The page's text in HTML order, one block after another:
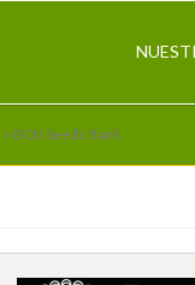
> BCN Seeds Bank